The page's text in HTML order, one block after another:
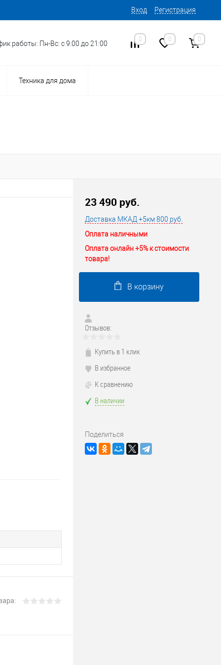
Вход Регистрация
работы: Пн-Вс: с 9:00 до 21:00
0 0 0
Техника для дома
23 490 руб.
Доставка МКАД +5км 800 руб.
Оплата наличными
Оплата онлайн +5% к стоимости
товара!
В корзину
Отзывов:
Купить в 1 клик
В избранное
К сравнению
В наличии
Поделиться